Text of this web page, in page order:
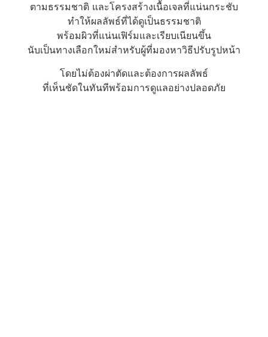
ตามธรรมชาติ และโครงสร้างเนื้อเจลที่แน่นกระชับ
ทำให้ผลลัพธ์ที่ได้ดูเป็นธรรมชาติ
พร้อมผิวที่แน่นเฟิร์มและเรียบเนียนขึ้น
นับเป็นทางเลือกใหม่สำหรับผู้ที่มองหาวิธีปรับรูปหน้า
โดยไม่ต้องผ่าตัดและต้องการผลลัพธ์
ที่เห็นชัดในทันทีพร้อมการดูแลอย่างปลอดภัย